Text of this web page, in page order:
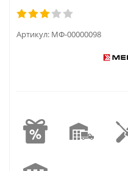
Артикул: МФ-00000098